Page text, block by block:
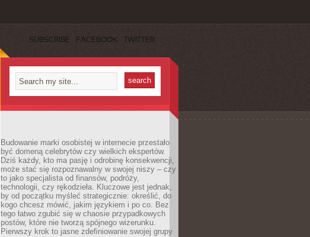
SUBSCRIBE FACEBOOK TWITTER
Budowanie marki osobistej w internecie przestało
być domeną celebrytów czy wielkich ekspertów.
Dziś każdy, kto ma pasję i odrobinę konsekwencji,
może stać się rozpoznawalny w swojej niszy – czy
to jako specjalista od finansów, podróży,
technologii, czy rękodzieła. Kluczowe jest jednak,
by od początku myśleć strategicznie: określić, do
kogo chcesz mówić, jakim językiem i po co. Bez
tego łatwo zgubić się w chaosie przypadkowych
postów, które nie tworzą spójnego wizerunku.
Pierwszy krok to jasne zdefiniowanie swojej grupy